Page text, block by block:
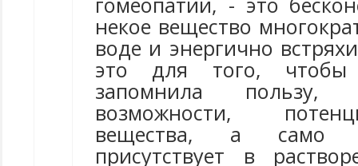
некое вещество
воде и энергично
это для того,
запомнила пользу,
возможности,
вещества, а само
присутствует в